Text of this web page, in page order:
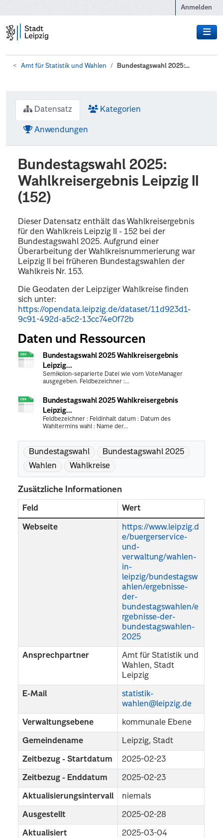
Anmelden
Amt für Statistik und Wahlen Bundestagswahl 2025:...
Datensatz Kategorien
Anwendungen
Bundestagswahl 2025:
Wahlkreisergebnis Leipzig II
(152)
Dieser Datensatz enthält das Wahlkreisergebnis
für den Wahlkreis Leipzig II - 152 bei der
Bundestagswahl 2025. Aufgrund einer
Überarbeitung der Wahlkreisnummerierung war
Leipzig II bei früheren Bundestagswahlen der
Wahlkreis Nr. 153.
Die Geodaten der Leipziger Wahlkreise finden
sich unter:
https://opendata.leipzig.de/dataset/11d923d1-
9c91-492d-a5c2-13cc74e0f72b
Daten und Ressourcen
Bundestagswahl 2025 Wahlkreisergebnis
Leipzig...
Semikolon-separierte Datei wie vom VoteManager
ausgegeben. Feldbezeichner :...
Bundestagswahl 2025 Wahlkreisergebnis
Leipzig...
Feldbezeichner : Feldinhalt datum : Datum des
Wahltermins wahl : Name der...
Bundestagswahl
Bundestagswahl 2025
Wahlen
Wahlkreise
Zusätzliche Informationen
Feld Wert
Webseite
https://www.leipzig.d
e/buergerservice-
und-
verwaltung/wahlen-
in-
leipzig/bundestagsw
ahlen/ergebnisse-
der-
bundestagswahlen/e
rgebnisse-der-
bundestagswahlen-
2025
Ansprechpartner
Amt für Statistik und
Wahlen, Stadt
Leipzig
E-Mail
statistik-
wahlen@leipzig.de
Verwaltungsebene kommunale Ebene
Gemeindename Leipzig, Stadt
Zeitbezug - Startdatum 2025-02-23
Zeitbezug - Enddatum 2025-02-23
Aktualisierungsintervall niemals
Ausgestellt 2025-02-28
Aktualisiert 2025-03-04